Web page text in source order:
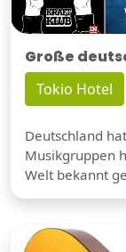
Große
Tokio Hotel
Deutschland
Musikgruppen
Welt bekannt